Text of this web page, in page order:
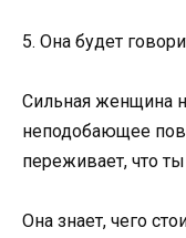
5. Она будет
Сильная женщина
неподобающее
переживает, что
Она знает, чего